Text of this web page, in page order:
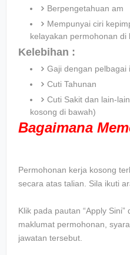
Berpengetahuan am
Mempunyai ciri
kelayakan permohonan di
Kelebihan :
Gaji dengan pelbagai
Cuti Tahunan
Cuti Sakit dan lain-
kosong di bawah)
Bagaimana
Permohonan kerja kosong
secara atas talian. Sila ikuti
Klik pada pautan “Apply
maklumat permohonan,
jawatan tersebut.